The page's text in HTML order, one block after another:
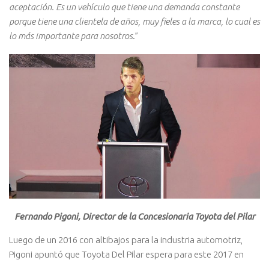
aceptación. Es un vehículo que tiene una demanda constante
porque tiene una clientela de años, muy fieles a la marca, lo cual es
lo más importante para nosotros.”
Fernando Pigoni, Director de la Concesionaria Toyota del Pilar
Luego de un 2016 con altibajos para la industria automotriz,
Pigoni apuntó que Toyota Del Pilar espera para este 2017 en